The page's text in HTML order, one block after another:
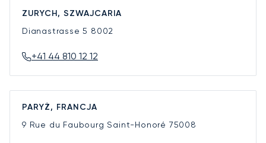
ZURYCH, SZWAJCARIA
Dianastrasse 5 8002
+41 44 810 12 12
PARYŻ, FRANCJA
9 Rue du Faubourg Saint-Honoré 75008